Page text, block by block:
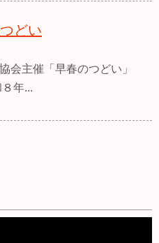
どい
会主催「早春のつどい」
年...